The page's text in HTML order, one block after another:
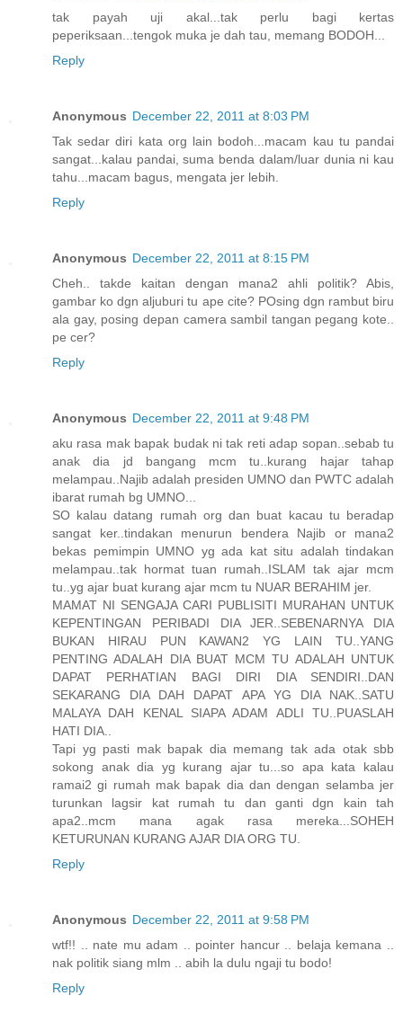
tak payah uji akal...tak perlu bagi kertas
peperiksaan...tengok muka je dah tau, memang BODOH...
Reply
Anonymous December 22, 2011 at 8:03 PM
Tak sedar diri kata org lain bodoh...macam kau tu pandai
sangat...kalau pandai, suma benda dalam/luar dunia ni kau
tahu...macam bagus, mengata jer lebih.
Reply
Anonymous December 22, 2011 at 8:15 PM
Cheh.. takde kaitan dengan mana2 ahli politik? Abis,
gambar ko dgn aljuburi tu ape cite? POsing dgn rambut biru
ala gay, posing depan camera sambil tangan pegang kote..
pe cer?
Reply
Anonymous December 22, 2011 at 9:48 PM
aku rasa mak bapak budak ni tak reti adap sopan..sebab tu
anak dia jd bangang mcm tu..kurang hajar tahap
melampau..Najib adalah presiden UMNO dan PWTC adalah
ibarat rumah bg UMNO...
SO kalau datang rumah org dan buat kacau tu beradap
sangat ker..tindakan menurun bendera Najib or mana2
bekas pemimpin UMNO yg ada kat situ adalah tindakan
melampau..tak hormat tuan rumah..ISLAM tak ajar mcm
tu..yg ajar buat kurang ajar mcm tu NUAR BERAHIM jer.
MAMAT NI SENGAJA CARI PUBLISITI MURAHAN UNTUK
KEPENTINGAN PERIBADI DIA JER..SEBENARNYA DIA
BUKAN HIRAU PUN KAWAN2 YG LAIN TU..YANG
PENTING ADALAH DIA BUAT MCM TU ADALAH UNTUK
DAPAT PERHATIAN BAGI DIRI DIA SENDIRI..DAN
SEKARANG DIA DAH DAPAT APA YG DIA NAK..SATU
MALAYA DAH KENAL SIAPA ADAM ADLI TU..PUASLAH
HATI DIA..
Tapi yg pasti mak bapak dia memang tak ada otak sbb
sokong anak dia yg kurang ajar tu...so apa kata kalau
ramai2 gi rumah mak bapak dia dan dengan selamba jer
turunkan lagsir kat rumah tu dan ganti dgn kain tah
apa2..mcm mana agak rasa mereka...SOHEH
KETURUNAN KURANG AJAR DIA ORG TU.
Reply
Anonymous December 22, 2011 at 9:58 PM
wtf!! .. nate mu adam .. pointer hancur .. belaja kemana ..
nak politik siang mlm .. abih la dulu ngaji tu bodo!
Reply